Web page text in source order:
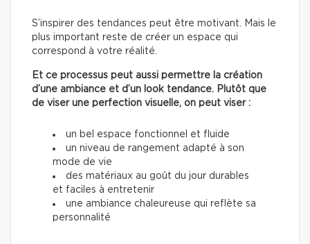
S’inspirer des tendances peut être motivant. Mais le
plus important reste de créer un espace qui
correspond à votre réalité.
Et ce processus peut aussi permettre la création
d’une ambiance et d’un look tendance. Plutôt que
de viser une perfection visuelle, on peut viser :
un bel espace fonctionnel et fluide
un niveau de rangement adapté à son
mode de vie
des matériaux au goût du jour durables
et faciles à entretenir
une ambiance chaleureuse qui reflète sa
personnalité